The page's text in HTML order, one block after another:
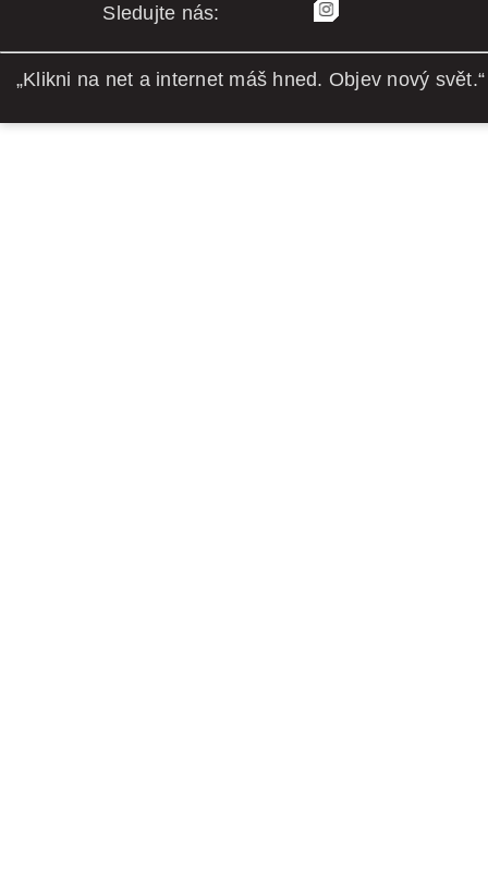
Sledujte nás:
„Klikni na net a internet máš hned. Objev nový svět.“